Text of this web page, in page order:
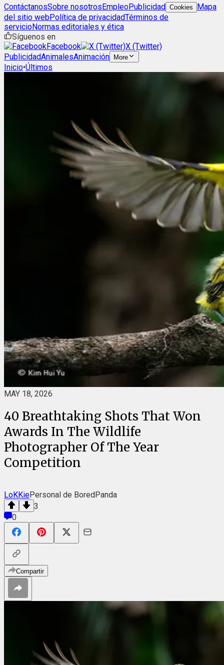
ContáctanosSobre nosotrosEmpleoPublicidad Cookies
Mapa
del sitio webPolítica de privacidadTérminos de
servicioNormas editoriales y ética
Síguenos en
Facebook
X (Twitter)
PublicidadAnimalesAnimación More
Inicio•Últimos
MAY 18, 2026
40 Breathtaking Shots That Won
Awards In The Wildlife
Photographer Of The Year
Competition
LoKKiePersonal de BoredPanda
3
0
Compartir